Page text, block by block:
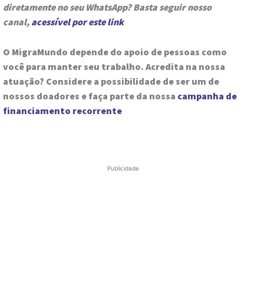
diretamente no seu WhatsApp? Basta seguir nosso
canal, acessível por este link
O MigraMundo depende do apoio de pessoas como
você para manter seu trabalho. Acredita na nossa
atuação? Considere a possibilidade de ser um de
nossos doadores e faça parte da nossa campanha de
financiamento recorrente
Publicidade